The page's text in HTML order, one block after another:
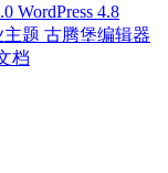
WordPress 4.8
主题 古腾堡编辑器
档